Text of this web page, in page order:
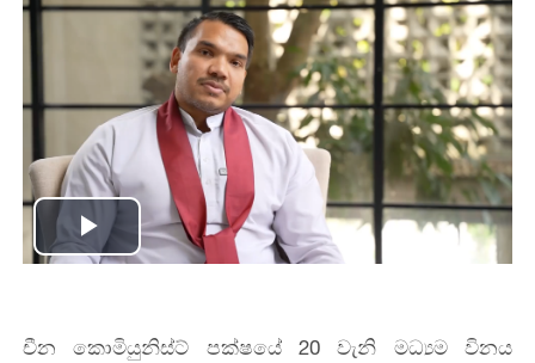
Play
චීන කොමියුනිස්ට් පක්ෂයේ 20 වැනි මධ්‍යම විනය